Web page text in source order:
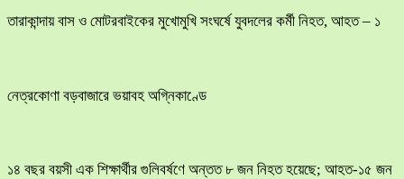
তারাকান্দায় বাস ও মোটরবাইকের মুখোমুখি সংঘর্ষে যুবদলের কর্মী নিহত, আহত – ১
নেত্রকোণা বড়বাজারে ভয়াবহ অগ্নিকাণ্ডে
১৪ বছর বয়সী এক শিক্ষার্থীর গুলিবর্ষণে অন্তত ৮ জন নিহত হয়েছে; আহত-১৫ জন